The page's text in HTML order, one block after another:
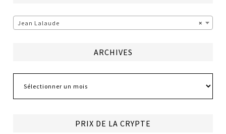
×
Jean Lalaude
ARCHIVES
PRIX DE LA CRYPTE